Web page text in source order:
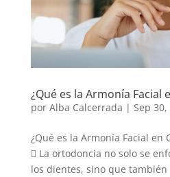
¿Qué es la Armonía Facial
por Alba Calcerrada | Sep 30,
¿Qué es la Armonía Facial en
 La ortodoncia no solo se
los dientes, sino que